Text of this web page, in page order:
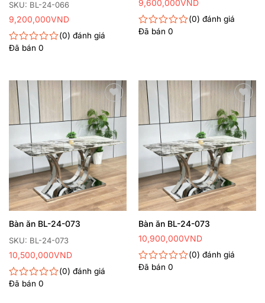
SKU: BL-24-066
Được
sao
0
đánh giá
Đã bán 0
9,200,000VND
Được
sao
0
đánh giá
Đã bán 0
9,600,000VND
Thêm
yêu
thích
SKU: BL-24-073
Bàn ăn BL-24-073
Được
0
đánh giá
Đã bán 0
10,500,000VND
Thêm
yêu
thích
Bàn ăn BL-24-073
Được
0
đánh giá
Đã bán 0
10,900,000VND